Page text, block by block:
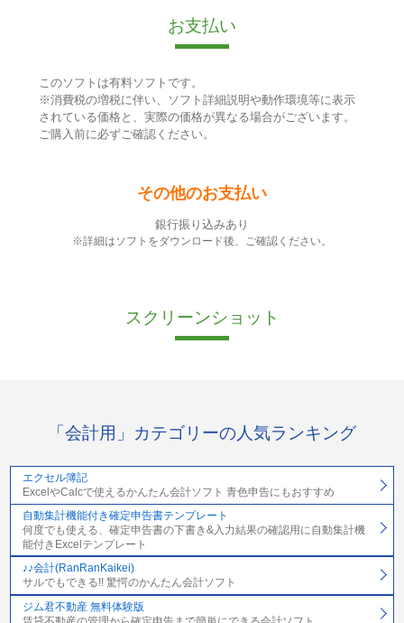
お支払い
このソフトは有料ソフトです。
※消費税の増税に伴い、ソフト詳細説明や動作環境等に表示
されている価格と、実際の価格が異なる場合がございます。
ご購入前に必ずご確認ください。
その他のお支払い
銀行振り込みあり
※詳細はソフトをダウンロード後、ご確認ください。
スクリーンショット
「会計用」カテゴリーの人気ランキング
エクセル簿記
ExcelやCalcで使えるかんたん会計ソフト 青色申告にもおすすめ
自動集計機能付き確定申告書テンプレート
何度でも使える、確定申告書の下書き&入力結果の確認用に自動集計機
能付きExcelテンプレート
♪♪会計(RanRanKaikei)
サルでもできる!! 驚愕のかんたん会計ソフト
ジム君不動産 無料体験版